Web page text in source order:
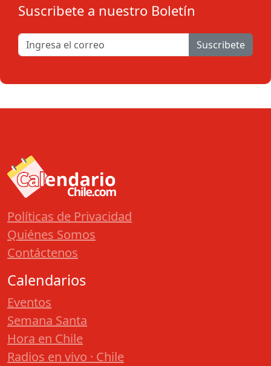
Suscribete a nuestro Boletín
Suscribete
Políticas de Privacidad
Quiénes Somos
Contáctenos
Calendarios
Eventos
Semana Santa
Hora en Chile
Radios en vivo · Chile